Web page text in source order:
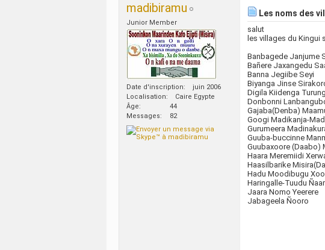
madibiramu
Junior Member
Date d'inscription
juin 2006
Localisation
Caire Egypte
Âge
44
Messages
82
Les noms des
salut
les villages du Kingui
Banbagede Janjume
Bañere Jaxangedu
Banna Jegiibe Seyi
Biyanga Jinse
Digila Kiidenga
Donbonni
Gajaba(Denba)
Googi Madikanja-
Gurumeera
Guuba-buccinne
Guubaxoore (Daabo)
Haara Meremiidi
Haasilbarike
Hadu Moodibugu
Haringalle-Tuudu
Jaara Nomo Yeerere
Jabageela Ñooro